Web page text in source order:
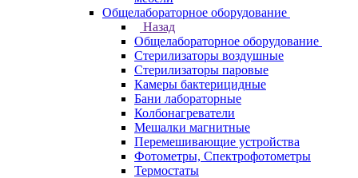
Общелабораторное оборудование
Назад
Общелабораторное оборудование
Стерилизаторы воздушные
Стерилизаторы паровые
Камеры бактерицидные
Бани лабораторные
Колбонагреватели
Мешалки магнитные
Перемешивающие устройства
Фотометры, Спектрофотометры
Термостаты